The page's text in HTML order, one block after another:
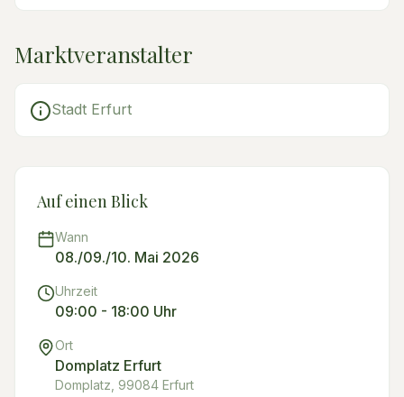
Marktveranstalter
Stadt Erfurt
Auf einen Blick
Wann
08./09./10. Mai 2026
Uhrzeit
09:00 - 18:00 Uhr
Ort
Domplatz Erfurt
Domplatz, 99084 Erfurt